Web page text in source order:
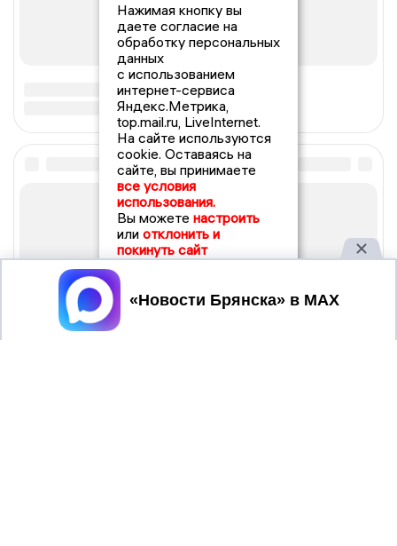
Нажимая кнопку вы
даете согласие на
обработку персональных
данных
с использованием
интернет-сервиса
Яндекс.Метрика,
top.mail.ru, LiveInternet.
На сайте используются
cookie. Оставаясь на
сайте, вы принимаете
все условия
использования.
Вы можете настроить
или отклонить и
покинуть сайт
Принять